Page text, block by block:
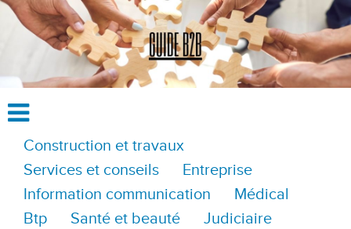
Construction et travaux
Services et conseils
Entreprise
Information communication
Médical
Btp
Santé et beauté
Judiciaire